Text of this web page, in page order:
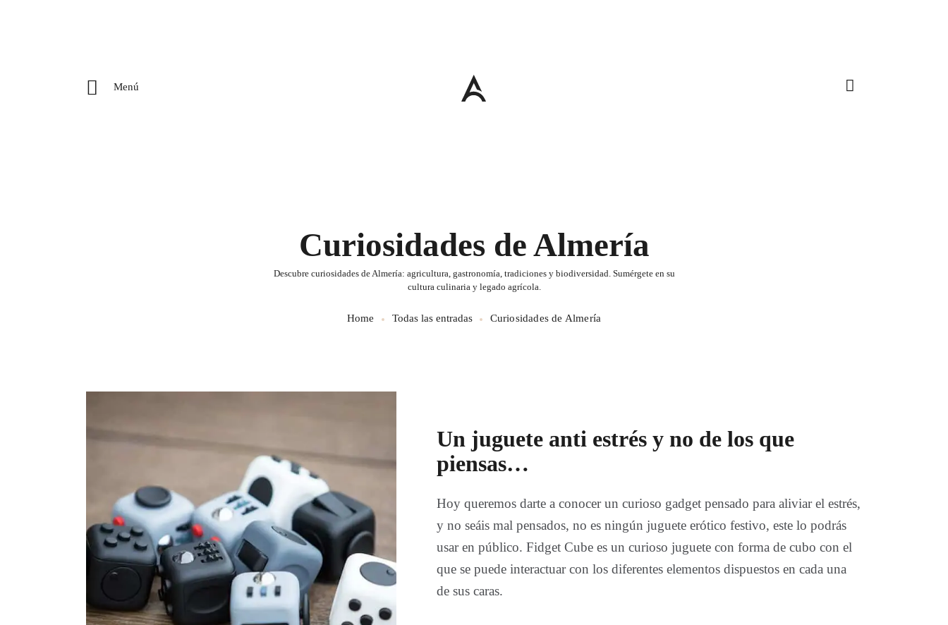
Menú
Curiosidades de Almería
Descubre curiosidades de Almería: agricultura, gastronomía, tradiciones y biodiversidad. Sumérgete en su
cultura culinaria y legado agrícola.
Home Todas las entradas Curiosidades de Almería
Un juguete anti estrés y no de los que
piensas…
Hoy queremos darte a conocer un curioso gadget pensado para aliviar el estrés,
y no seáis mal pensados, no es ningún juguete erótico festivo, este lo podrás
usar en público. Fidget Cube es un curioso juguete con forma de cubo con el
que se puede interactuar con los diferentes elementos dispuestos en cada una
de sus caras.